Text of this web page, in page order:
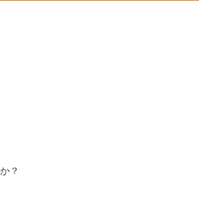
？